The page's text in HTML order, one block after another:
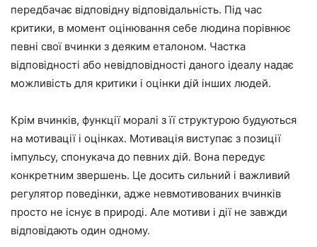
передбачає відповідну відповідальність. Під час
критики, в момент оцінювання себе людина порівнює
певні свої вчинки з деяким еталоном. Частка
відповідності або невідповідності даного ідеалу надає
можливість для критики і оцінки дій інших людей.
Крім вчинків, функції моралі з її структурою будуються
на мотивації і оцінках. Мотивація виступає з позиції
імпульсу, спонукача до певних дій. Вона передує
конкретним звершень. Це досить сильний і важливий
регулятор поведінки, адже невмотивованих вчинків
просто не існує в природі. Але мотиви і дії не завжди
відповідають один одному.